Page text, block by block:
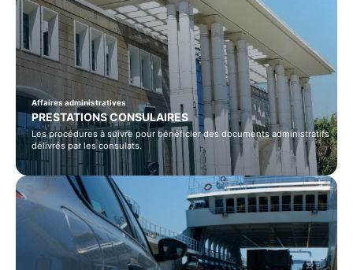
Affaires administratives
PRESTATIONS CONSULAIRES
Les procédures à suivre pour bénéficier des documents administratifs
délivrés par les consulats.